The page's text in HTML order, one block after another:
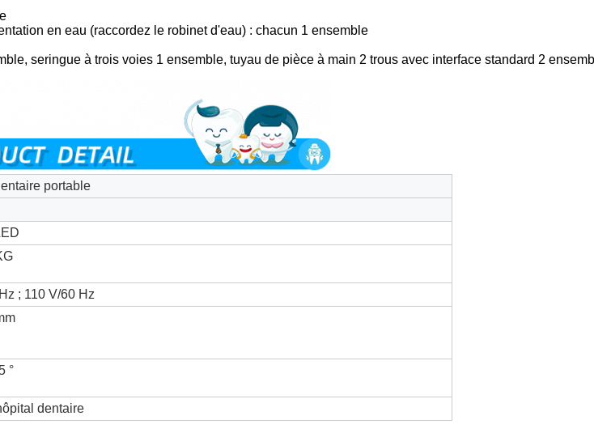
en eau (raccordez le robinet d'eau) : chacun 1 ensemble
seringue à trois voies 1 ensemble, tuyau de pièce à main 2 trous avec interface standard 2
portable
; 110 V/60 Hz
°
dentaire